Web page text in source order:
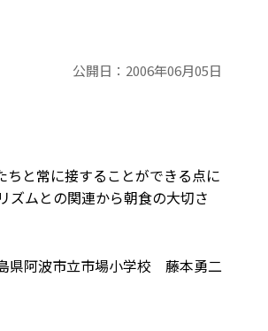
公開日： 2006年06月05日
と常に接することができる点に
ズムとの関連から朝食の大切さ
県阿波市立市場小学校 藤本勇二